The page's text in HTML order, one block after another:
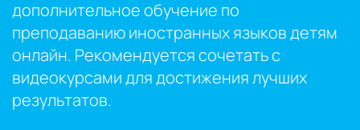
дополнительное обучение по
преподаванию иностранных языков детям
онлайн. Рекомендуется сочетать с
видеокурсами для достижения лучших
результатов.